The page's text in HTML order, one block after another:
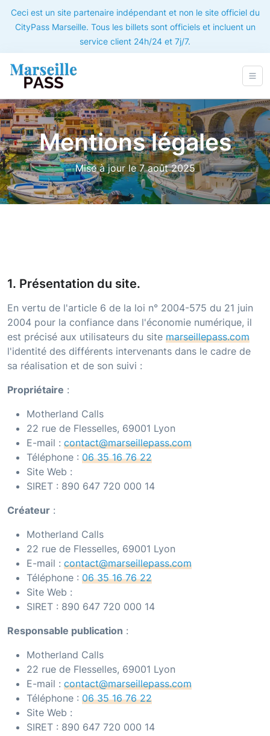
Ceci est un site partenaire indépendant et non le site officiel du
CityPass Marseille. Tous les billets sont officiels et incluent un
service client 24h/24 et 7j/7.
Mentions légales
Mise à jour le 7 août 2025
1. Présentation du site.
En vertu de l'article 6 de la loi n° 2004-575 du 21 juin
2004 pour la confiance dans l'économie numérique, il
est précisé aux utilisateurs du site marseillepass.com
l'identité des différents intervenants dans le cadre de
sa réalisation et de son suivi :
Propriétaire :
Motherland Calls
22 rue de Flesselles, 69001 Lyon
E-mail : contact@marseillepass.com
Téléphone : 06 35 16 76 22
Site Web :
SIRET : 890 647 720 000 14
Créateur :
Motherland Calls
22 rue de Flesselles, 69001 Lyon
E-mail : contact@marseillepass.com
Téléphone : 06 35 16 76 22
Site Web :
SIRET : 890 647 720 000 14
Responsable publication :
Motherland Calls
22 rue de Flesselles, 69001 Lyon
E-mail : contact@marseillepass.com
Téléphone : 06 35 16 76 22
Site Web :
SIRET : 890 647 720 000 14